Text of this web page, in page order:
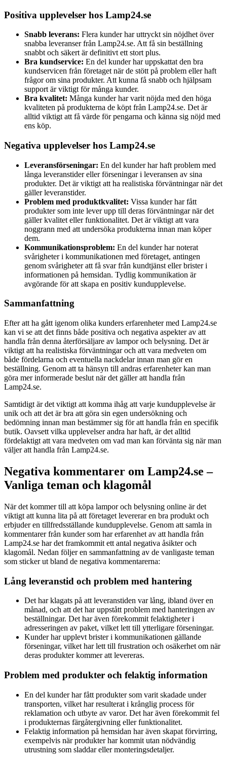
Positiva upplevelser hos Lamp24.se
Snabb leverans: Flera kunder har uttryckt sin nöjdhet över
snabba leveranser från Lamp24.se. Att få sin beställning
snabbt och säkert är definitivt ett stort plus.
Bra kundservice: En del kunder har uppskattat den bra
kundservicen från företaget när de stött på problem eller haft
frågor om sina produkter. Att kunna få snabb och hjälpsam
support är viktigt för många kunder.
Bra kvalitet: Många kunder har varit nöjda med den höga
kvaliteten på produkterna de köpt från Lamp24.se. Det är
alltid viktigt att få värde för pengarna och känna sig nöjd med
ens köp.
Negativa upplevelser hos Lamp24.se
Leveransförseningar: En del kunder har haft problem med
långa leveranstider eller förseningar i leveransen av sina
produkter. Det är viktigt att ha realistiska förväntningar när det
gäller leveranstider.
Problem med produktkvalitet: Vissa kunder har fått
produkter som inte lever upp till deras förväntningar när det
gäller kvalitet eller funktionalitet. Det är viktigt att vara
noggrann med att undersöka produkterna innan man köper
dem.
Kommunikationsproblem: En del kunder har noterat
svårigheter i kommunikationen med företaget, antingen
genom svårigheter att få svar från kundtjänst eller brister i
informationen på hemsidan. Tydlig kommunikation är
avgörande för att skapa en positiv kundupplevelse.
Sammanfattning
Efter att ha gått igenom olika kunders erfarenheter med Lamp24.se
kan vi se att det finns både positiva och negativa aspekter av att
handla från denna återförsäljare av lampor och belysning. Det är
viktigt att ha realistiska förväntningar och att vara medveten om
både fördelarna och eventuella nackdelar innan man gör en
beställning. Genom att ta hänsyn till andras erfarenheter kan man
göra mer informerade beslut när det gäller att handla från
Lamp24.se.
Samtidigt är det viktigt att komma ihåg att varje kundupplevelse är
unik och att det är bra att göra sin egen undersökning och
bedömning innan man bestämmer sig för att handla från en specifik
butik. Oavsett vilka upplevelser andra har haft, är det alltid
fördelaktigt att vara medveten om vad man kan förvänta sig när man
väljer att handla från Lamp24.se.
Negativa kommentarer om Lamp24.se –
Vanliga teman och klagomål
När det kommer till att köpa lampor och belysning online är det
viktigt att kunna lita på att företaget levererar en bra produkt och
erbjuder en tillfredsställande kundupplevelse. Genom att samla in
kommentarer från kunder som har erfarenhet av att handla från
Lamp24.se har det framkommit ett antal negativa åsikter och
klagomål. Nedan följer en sammanfattning av de vanligaste teman
som sticker ut bland de negativa kommentarerna:
Lång leveranstid och problem med hantering
Det har klagats på att leveranstiden var lång, ibland över en
månad, och att det har uppstått problem med hanteringen av
beställningar. Det har även förekommit felaktigheter i
adresseringen av paket, vilket lett till ytterligare förseningar.
Kunder har upplevt brister i kommunikationen gällande
förseningar, vilket har lett till frustration och osäkerhet om när
deras produkter kommer att levereras.
Problem med produkter och felaktig information
En del kunder har fått produkter som varit skadade under
transporten, vilket har resulterat i krånglig process för
reklamation och utbyte av varor. Det har även förekommit fel
i produkternas färgåtergivning eller funktionalitet.
Felaktig information på hemsidan har även skapat förvirring,
exempelvis när produkter har kommit utan nödvändig
utrustning som sladdar eller monteringsdetaljer.